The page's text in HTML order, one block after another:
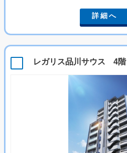
詳細へ
レガリス品川サウス 4階